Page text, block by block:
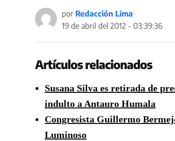
por Redacción Lima
19 de abril del 2012 - 03:39:36
Artículos relacionados
Susana Silva es retirada de
indulto a Antauro Humala
Congresista Guillermo
Luminoso